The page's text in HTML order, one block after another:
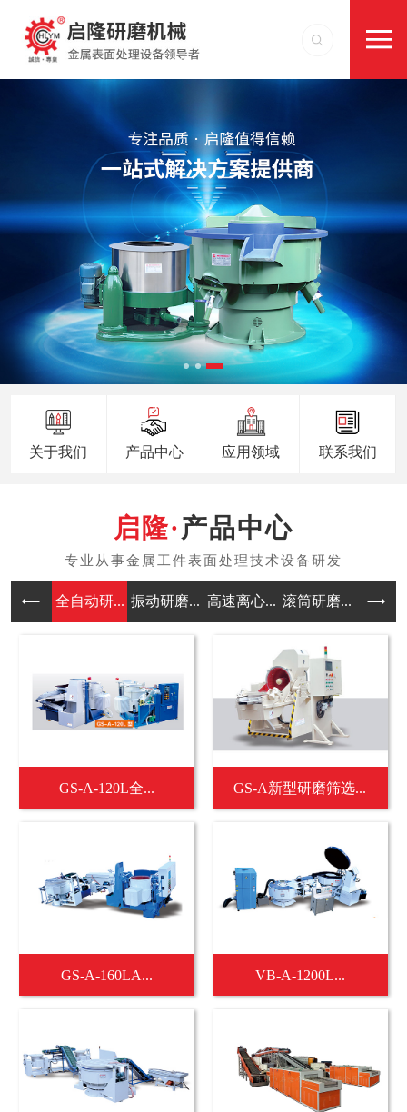
关于我们 产品中心 应用领域 联系我们
产品中心
全自动研... 振动研磨... 高速离心... 滚筒研磨... 涡流
GS-A-120L全... GS-A新型研磨筛选...
GS-A-160LA... VB-A-1200L...